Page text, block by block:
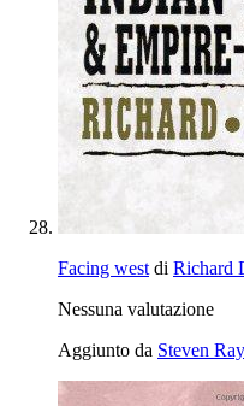
Facing west di Richard
Nessuna valutazione
Aggiunto da Steven Ray